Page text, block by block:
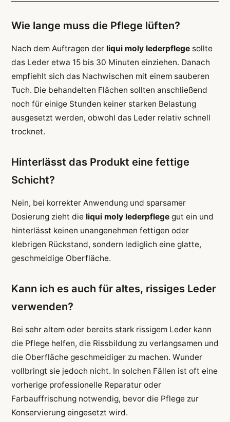
Wie lange muss die Pflege lüften?
Nach dem Auftragen der liqui moly lederpflegesollte
das Leder etwa 15 bis 30 Minuten einziehen. Danach
empfiehlt sich das Nachwischen mit einem sauberen
Tuch. Die behandelten Flächen sollten anschließend
noch für einige Stunden keiner starken Belastung
ausgesetzt werden, obwohl das Leder relativ schnell
trocknet.
Hinterlässt das Produkt eine fettige
Schicht?
Nein, bei korrekter Anwendung und sparsamer
Dosierung zieht die liqui moly lederpflegegut ein und
hinterlässt keinen unangenehmen fettigen oder
klebrigen Rückstand, sondern lediglich eine glatte,
geschmeidige Oberfläche.
Kann ich es auch für altes, rissiges Leder
verwenden?
Bei sehr altem oder bereits stark rissigem Leder kann
die Pflege helfen, die Rissbildung zu verlangsamen und
die Oberfläche geschmeidiger zu machen. Wunder
vollbringt sie jedoch nicht. In solchen Fällen ist oft eine
vorherige professionelle Reparatur oder
Farbauffrischung notwendig, bevor die Pflege zur
Konservierung eingesetzt wird.